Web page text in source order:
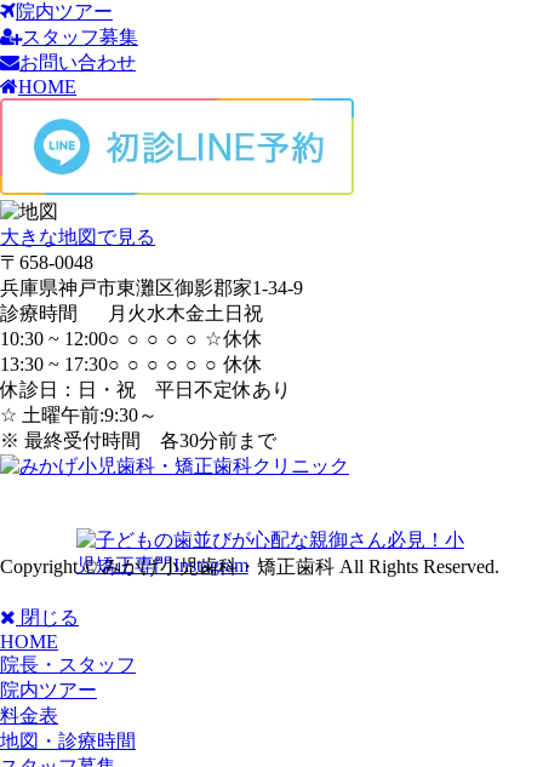
院内ツアー
スタッフ募集
お問い合わせ
HOME
大きな地図で見る
〒658-0048
兵庫県神戸市東灘区御影郡家1-34-9
診療時間
月 火水木金土 日 祝
10:30 ~ 12:00○ ○ ○ ○ ○ ☆休休
13:30 ~ 17:30○ ○ ○ ○ ○ ○ 休休
休診日：日・祝 平日不定休あり
☆ 土曜午前:9:30～
※ 最終受付時間 各30分前まで
Copyright © みかげ小児歯科・矯正歯科 All Rights Reserved.
閉じる
HOME
院長・スタッフ
院内ツアー
料金表
地図・診療時間